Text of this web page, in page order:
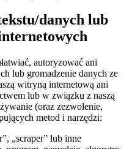
danych lub
autoryzować ani
lub gromadzenie danych ze
witryną internetową ani
lub w związku z naszą
(oraz zezwolenie,
metod i narzędzi:
„scraper” lub inne